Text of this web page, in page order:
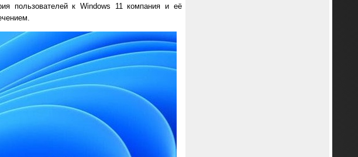
пользователей к Windows 11 компания и её